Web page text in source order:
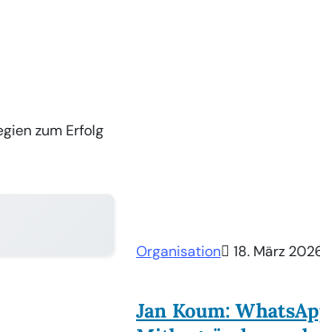
zum Erfolg
Organisation 18. März
Jan Koum: